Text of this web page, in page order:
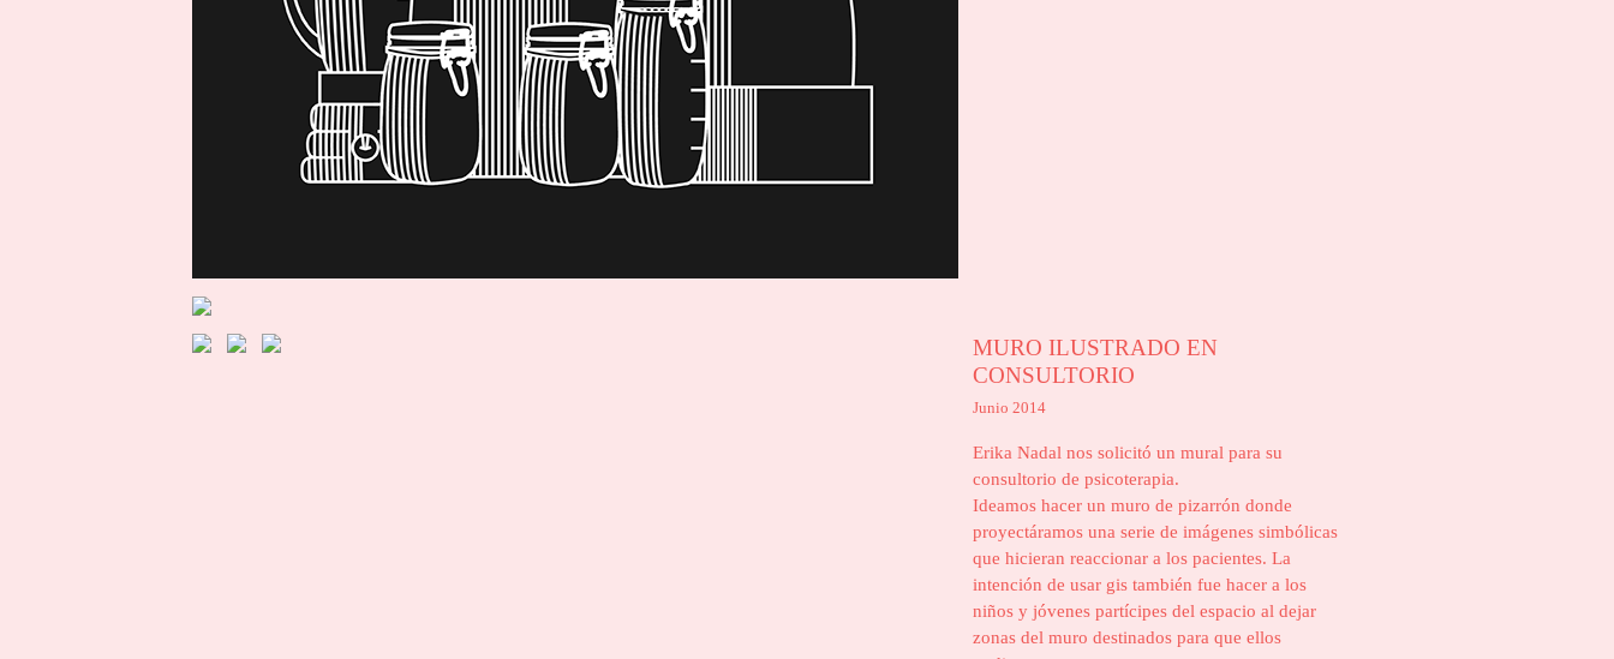
MURO ILUSTRADO EN
CONSULTORIO
Junio 2014
Erika Nadal nos solicitó un mural para su
consultorio de psicoterapia.
Ideamos hacer un muro de pizarrón donde
proyectáramos una serie de imágenes simbólicas
que hicieran reaccionar a los pacientes. La
intención de usar gis también fue hacer a los
niños y jóvenes partícipes del espacio al dejar
zonas del muro destinados para que ellos